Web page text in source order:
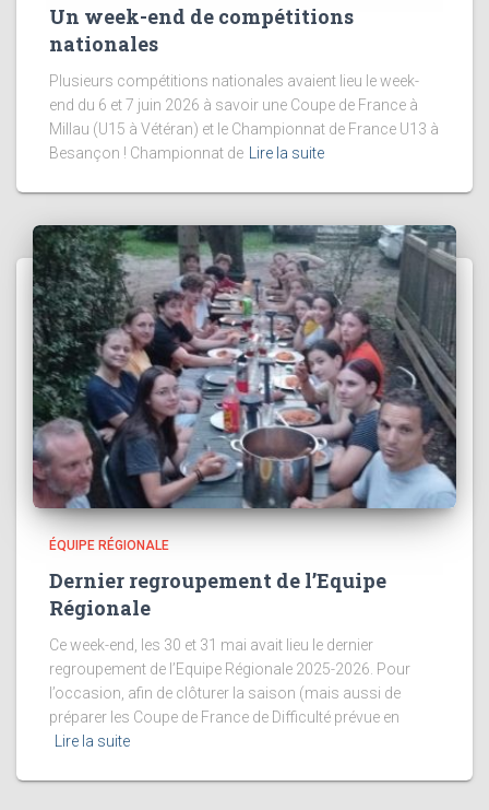
Un week-end de compétitions
nationales
Plusieurs compétitions nationales avaient lieu le week-
end du 6 et 7 juin 2026 à savoir une Coupe de France à
Millau (U15 à Vétéran) et le Championnat de France U13 à
Besançon ! Championnat de Lire la suite
ÉQUIPE RÉGIONALE
Dernier regroupement de l’Equipe
Régionale
Ce week-end, les 30 et 31 mai avait lieu le dernier
regroupement de l’Equipe Régionale 2025-2026. Pour
l’occasion, afin de clôturer la saison (mais aussi de
préparer les Coupe de France de Difficulté prévue en
Lire la suite